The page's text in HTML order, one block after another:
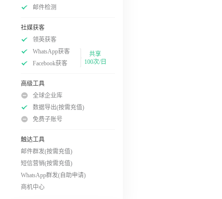
邮件检测
社媒获客
领英获客
WhatsApp获客
Facebook获客
共享
100次/日
高级工具
全球企业库
数据导出(按需充值)
免费子账号
触达工具
邮件群发(按需充值)
短信营销(按需充值)
WhatsApp群发(自助申请)
商机中心